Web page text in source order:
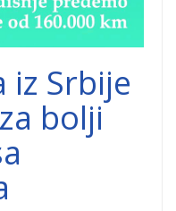
iz Srbije
bolji